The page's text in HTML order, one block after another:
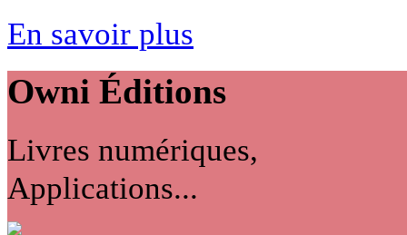
En savoir plus
Owni Éditions
Livres numériques,
Applications...